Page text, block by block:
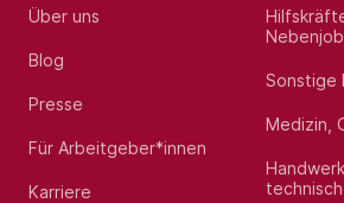
Über uns
Blog
Presse
Für Arbeitgeber*innen
Karriere
Sonstige
Medizin,